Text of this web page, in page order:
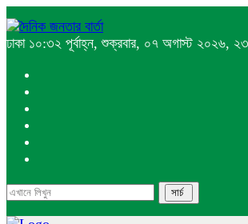
ঢাকা ১০:৩২ পূর্বাহ্ন, শুক্রবার, ০৭ অগাস্ট ২০২৬, ২৩